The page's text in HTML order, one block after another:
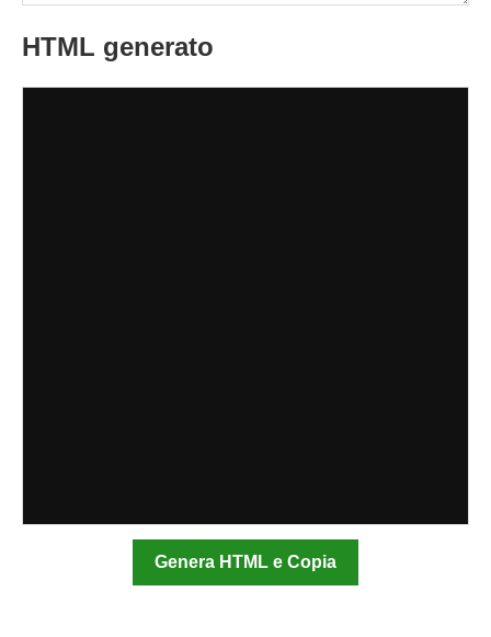
HTML generato
Genera HTML e Copia